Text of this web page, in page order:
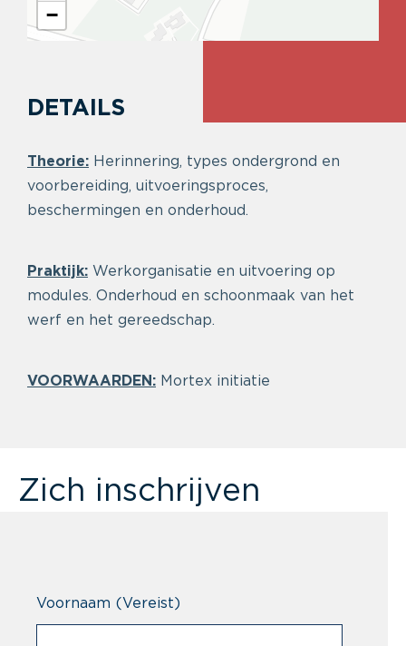
−
DETAILS
Theorie: Herinnering, types ondergrond en
voorbereiding, uitvoeringsproces,
beschermingen en onderhoud.
Praktijk: Werkorganisatie en uitvoering op
modules. Onderhoud en schoonmaak van het
werf en het gereedschap.
VOORWAARDEN: Mortex initiatie
Zich inschrijven
Voornaam (Vereist)